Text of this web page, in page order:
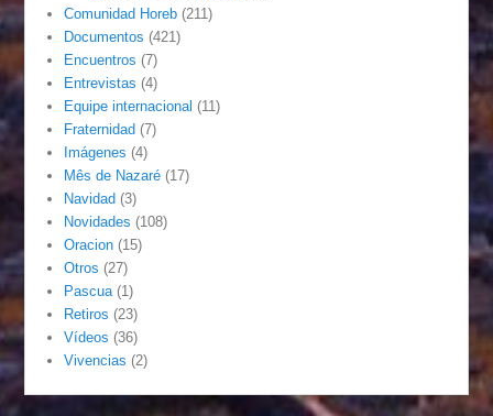
Comunidad Horeb (211)
Documentos (421)
Encuentros (7)
Entrevistas (4)
Equipe internacional (11)
Fraternidad (7)
Imágenes (4)
Mês de Nazaré (17)
Navidad (3)
Novidades (108)
Oracion (15)
Otros (27)
Pascua (1)
Retiros (23)
Vídeos (36)
Vivencias (2)